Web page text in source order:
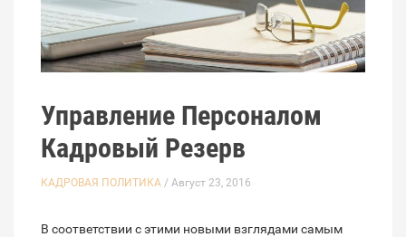
Управление Персоналом
Кадровый Резерв
КАДРОВАЯ ПОЛИТИКА / Август 23, 2016
В соответствии с этими новыми взглядами самым